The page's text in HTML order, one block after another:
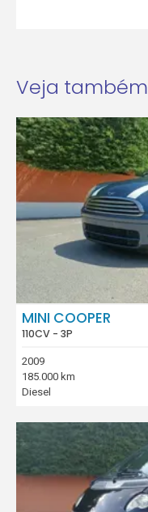
Veja também
MINI COOPER
110CV - 3P
2009
185.000 km
Diesel